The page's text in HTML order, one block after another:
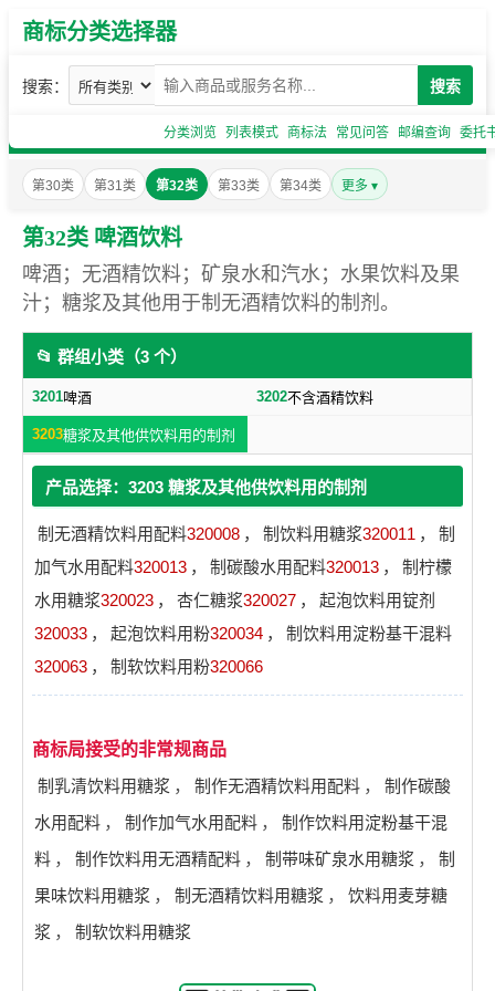
商标分类选择器
搜索： 搜索
分类浏览 列表模式 商标法 常见问答 邮编查询 委托
第30类 第31类 第32类 第33类 第34类 更多 ▾
第32类 啤酒饮料
啤酒；无酒精饮料；矿泉水和汽水；水果饮料及果
汁；糖浆及其他用于制无酒精饮料的制剂。
📂 群组小类（3 个）
3201啤酒 3202不含酒精饮料
3203糖浆及其他供饮料用的制剂
产品选择：3203 糖浆及其他供饮料用的制剂
制无酒精饮料用配料320008 ， 制饮料用糖浆320011 ，
制
加气水用配料320013 ， 制碳酸水用配料320013 ，
制柠檬
水用糖浆320023 ， 杏仁糖浆320027 ，
起泡饮料用锭剂
320033 ， 起泡饮料用粉320034 ，
制饮料用淀粉基干混料
320063 ， 制软饮料用粉320066
商标局接受的非常规商品
制乳清饮料用糖浆 ， 制作无酒精饮料用配料 ，
制作碳酸
水用配料 ， 制作加气水用配料 ，
制作饮料用淀粉基干混
料 ， 制作饮料用无酒精配料 ， 制带味矿泉水用糖浆 ，
制
果味饮料用糖浆 ， 制无酒精饮料用糖浆 ，
饮料用麦芽糖
浆 ， 制软饮料用糖浆